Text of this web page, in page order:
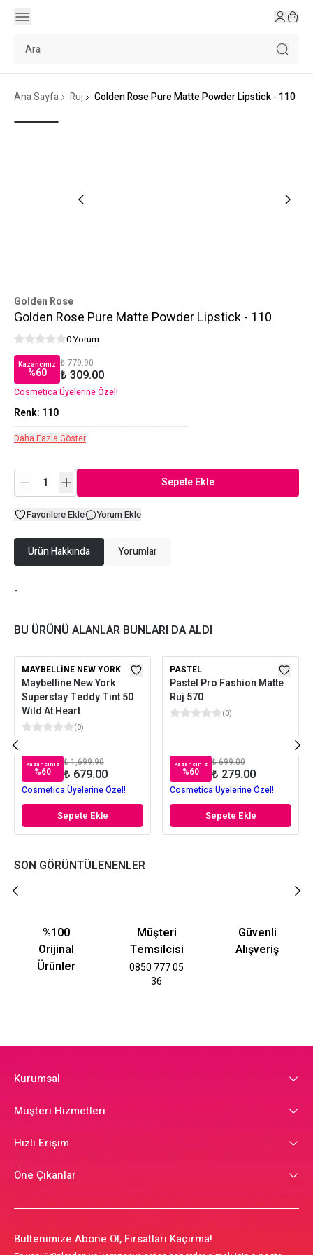
Ana Sayfa Ruj Golden Rose Pure Matte Powder Lipstick - 110
Golden Rose
Golden Rose Pure Matte Powder Lipstick - 110
0 Yorum
Kazancınız
%60
₺ 779.90
₺ 309.00
Cosmetica Üyelerine Özel!
Renk: 110
Daha Fazla Göster
Sepete Ekle
Favorilere Ekle Yorum Ekle
Ürün Hakkında Yorumlar
-
BU ÜRÜNÜ ALANLAR BUNLARI DA ALDI
MAYBELLINE NEW YORK
Maybelline New York
Superstay Teddy Tint 50
Wild At Heart
(0)
Kazancınız
%60
₺ 1,699.90
₺ 679.00
Cosmetica Üyelerine Özel!
Sepete Ekle
PASTEL
Pastel Pro Fashion Matte
Ruj 570
(0)
Kazancınız
%60
₺ 699.00
₺ 279.00
Cosmetica Üyelerine Özel!
Sepete Ekle
SON GÖRÜNTÜLENENLER
%100
Orijinal
Ürünler
Müşteri
Temsilcisi
0850 777 05
36
Güvenli
Alışveriş
Kurumsal
Müşteri Hizmetleri
Hızlı Erişim
Öne Çıkanlar
Bültenimize Abone Ol, Fırsatları Kaçırma!